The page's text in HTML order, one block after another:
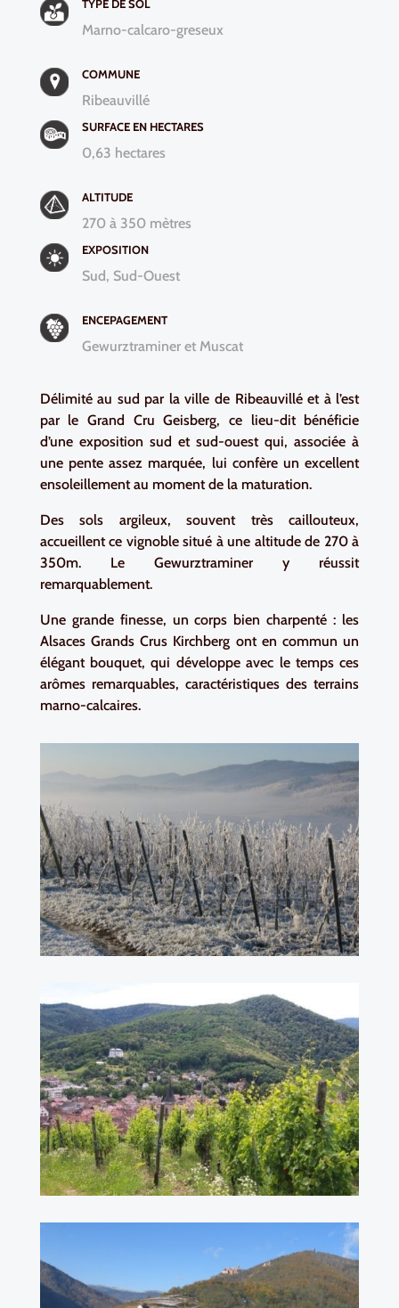
TYPE DE SOL
Marno-calcaro-greseux
COMMUNE
Ribeauvillé
SURFACE EN HECTARES
0,63 hectares
ALTITUDE
270 à 350 mètres
EXPOSITION
Sud, Sud-Ouest
ENCEPAGEMENT
Gewurztraminer et Muscat
Délimité au sud par la ville de Ribeauvillé et à l’est
par le Grand Cru Geisberg, ce lieu-dit bénéficie
d’une exposition sud et sud-ouest qui, associée à
une pente assez marquée, lui confère un excellent
ensoleillement au moment de la maturation.
Des sols argileux, souvent très caillouteux,
accueillent ce vignoble situé à une altitude de 270 à
350m. Le Gewurztraminer y réussit
remarquablement.
Une grande finesse, un corps bien charpenté : les
Alsaces Grands Crus Kirchberg ont en commun un
élégant bouquet, qui développe avec le temps ces
arômes remarquables, caractéristiques des terrains
marno-calcaires.